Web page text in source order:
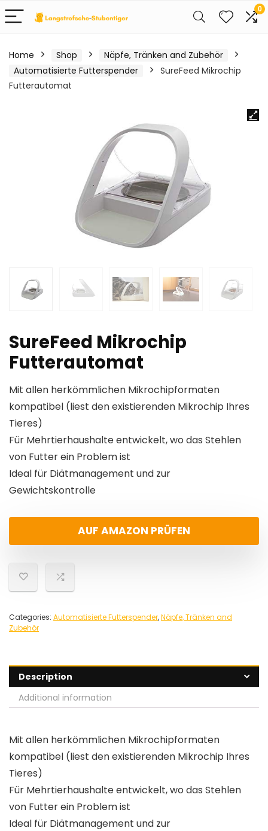
0
Home Shop
Näpfe, Tränken and Zubehör
Automatisierte Futterspender
SureFeed Mikrochip
Futterautomat
SureFeed Mikrochip
Futterautomat
Mit allen herkömmlichen Mikrochipformaten
kompatibel (liest den existierenden Mikrochip Ihres
Tieres)
Für Mehrtierhaushalte entwickelt, wo das Stehlen
von Futter ein Problem ist
Ideal für Diätmanagement und zur
Gewichtskontrolle
AUF AMAZON PRÜFEN
Categories: Automatisierte Futterspender,Näpfe, Tränken and
Zubehör
Description
Additional information
Mit allen herkömmlichen Mikrochipformaten
kompatibel (liest den existierenden Mikrochip Ihres
Tieres)
Für Mehrtierhaushalte entwickelt, wo das Stehlen
von Futter ein Problem ist
Ideal für Diätmanagement und zur